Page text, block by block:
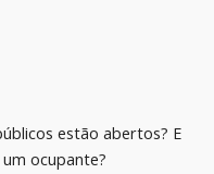
estão abertos? E
ocupante?